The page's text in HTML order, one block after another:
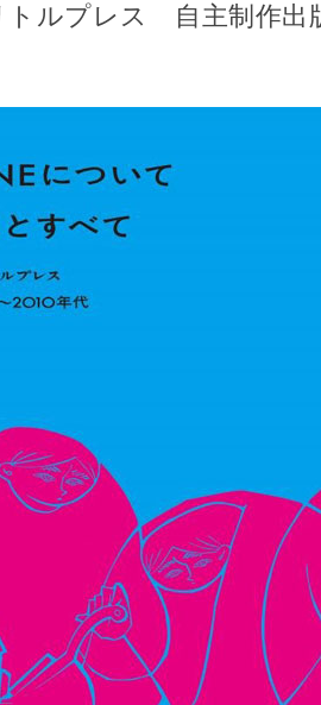
トルプレス 自主制作出